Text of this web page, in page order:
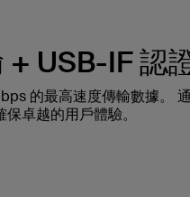
+ USB-IF 認
的最高速度傳輸數據。
卓越的用戶體驗。